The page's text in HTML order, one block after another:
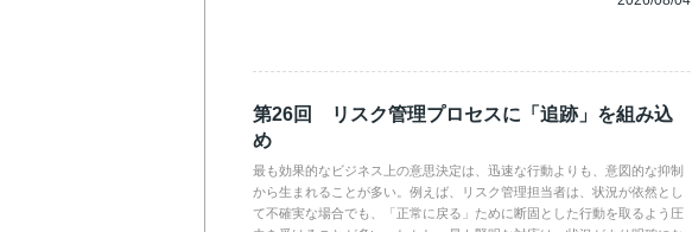
第26回 リスク管理プロセスに「追跡」を組み込
め
最も効果的なビジネス上の意思決定は、迅速な行動よりも、意図的な抑制
から生まれることが多い。例えば、リスク管理担当者は、状況が依然とし
て不確実な場合でも、「正常に戻る」ために断固とした行動を取るよう圧